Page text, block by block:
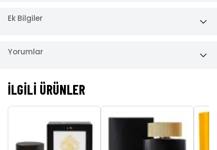
Ek Bilgiler
Yorumlar
İLGILI ÜRÜNLER